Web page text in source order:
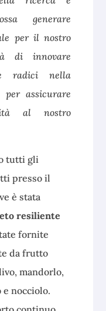
generare
per il nostro
di innovare
radici nella
assicurare
al nostro
tutti gli
presso il
è stata
resiliente
fornite
da frutto
mandorlo,
e nocciolo.